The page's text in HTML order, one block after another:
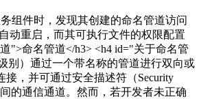
组件时，发现其创建的命名管道访问
动重启，而其可执行文件的权限配置
">命名管道</h3> <h4 id="关于命名管
别）通过一个带名称的管道进行双向或
接，并可通过安全描述符（Security
的通信通道。然而，若开发者未正确